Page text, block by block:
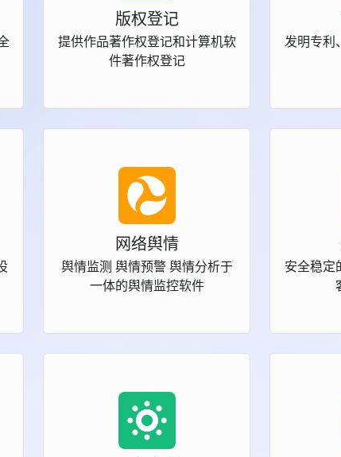
版权登记
提供作品著作权登记和计算机软
件著作权登记
发明专利
网络舆情
舆情监测 舆情预警 舆情分析于
一体的舆情监控软件
安全稳定